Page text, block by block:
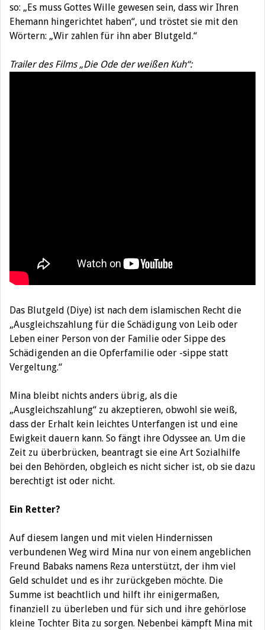
so: „Es muss Gottes Wille gewesen sein, dass wir Ihren
Ehemann hingerichtet haben“, und tröstet sie mit den
Wörtern: „Wir zahlen für ihn aber Blutgeld.“
Trailer des Films „Die Ode der weißen Kuh“:
Das Blutgeld (Diye) ist nach dem islamischen Recht die
„Ausgleichszahlung für die Schädigung von Leib oder
Leben einer Person von der Familie oder Sippe des
Schädigenden an die Opferfamilie oder -sippe statt
Vergeltung.“
Mina bleibt nichts anders übrig, als die
„Ausgleichszahlung“ zu akzeptieren, obwohl sie weiß,
dass der Erhalt kein leichtes Unterfangen ist und eine
Ewigkeit dauern kann. So fängt ihre Odyssee an. Um die
Zeit zu überbrücken, beantragt sie eine Art Sozialhilfe
bei den Behörden, obgleich es nicht sicher ist, ob sie dazu
berechtigt ist oder nicht.
Ein Retter?
Auf diesem langen und mit vielen Hindernissen
verbundenen Weg wird Mina nur von einem angeblichen
Freund Babaks namens Reza unterstützt, der ihm viel
Geld schuldet und es ihr zurückgeben möchte. Die
Summe ist beachtlich und hilft ihr einigermaßen,
finanziell zu überleben und für sich und ihre gehörlose
kleine Tochter Bita zu sorgen. Nebenbei kämpft Mina mit